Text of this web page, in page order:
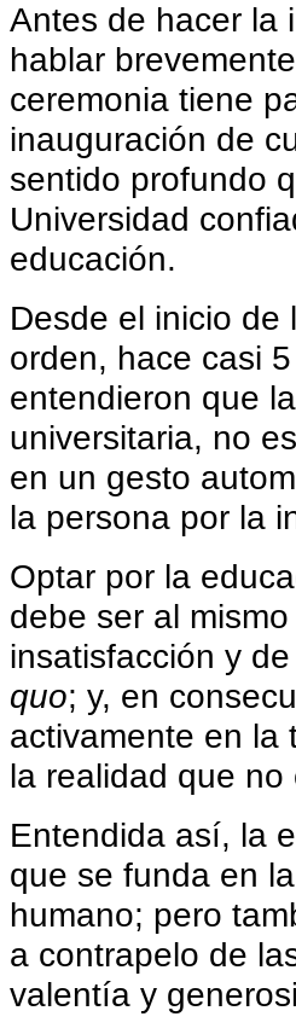
Antes de hacer la
hablar
ceremonia tiene
inauguración de
sentido profundo
Universidad
educación.
Desde el inicio de
orden, hace casi
entendieron que
universitaria, no
en un gesto
la persona por la
Optar por la
debe ser al
insatisfacción y
quo; y, en
activamente en la
la realidad que
Entendida así, la
que se funda en
humano; pero
a contrapelo de
valentía y